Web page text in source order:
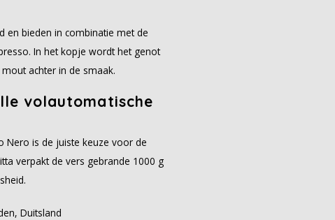
en bieden in combinatie met de
In het kopje wordt het genot
achter in de smaak.
volautomatische
Nero is de juiste keuze voor de
verpakt de vers gebrande 1000 g
Duitsland